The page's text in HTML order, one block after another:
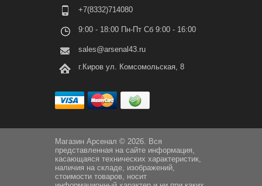
+7(8332)714080
9:00 - 18:00 Пн-Пт Сб 9:00 - 16:00
sales@arsenal43.ru
г.Киров ул. Комсомольская, 8
Магазин Арсенал © 2026. Вся
представленная на сайте информация,
касающаяся технических характеристик,
наличия на складе, изображений,
стоимости товаров, носит